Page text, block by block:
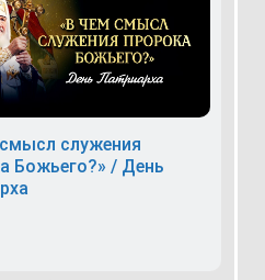
служения
Божьего?» / День